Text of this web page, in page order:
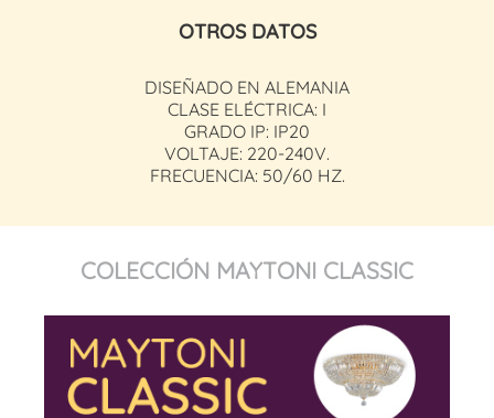
OTROS DATOS
DISEÑADO EN ALEMANIA
CLASE ELÉCTRICA: I
GRADO IP: IP20
VOLTAJE: 220-240V.
FRECUENCIA: 50/60 HZ.
COLECCIÓN MAYTONI CLASSIC